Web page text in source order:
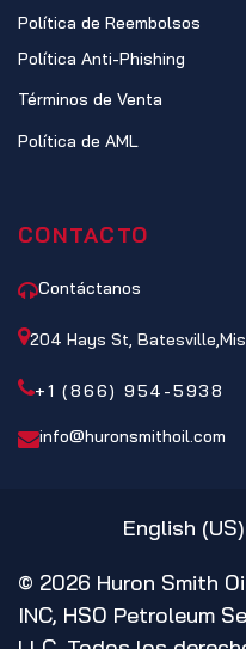
Política de Reembolsos
Política Anti-Phishing
Términos de Venta
Política de AML
CONTACTO
Contáctanos
204 Hays St,
+1 (866) 954-5938
info@huronsmithoil.com
English (US)
© 2026 Huron Smith
INC, HSO Petroleum